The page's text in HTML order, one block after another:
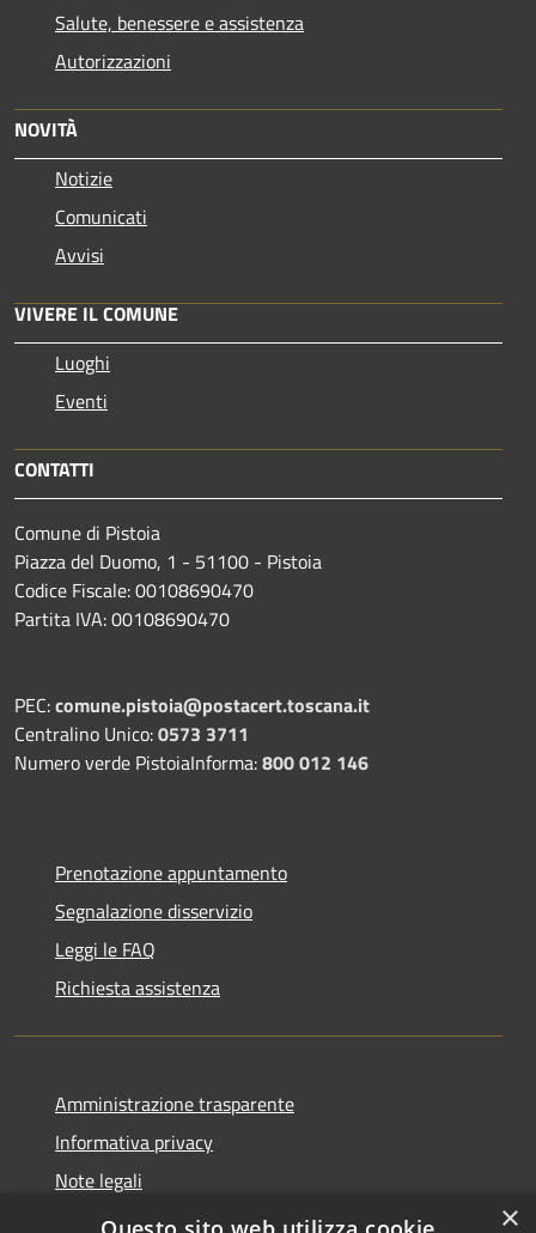
Salute, benessere e assistenza
Autorizzazioni
NOVITÀ
Notizie
Comunicati
Avvisi
VIVERE IL COMUNE
Luoghi
Eventi
CONTATTI
Comune di Pistoia
Piazza del Duomo, 1 - 51100 - Pistoia
Codice Fiscale: 00108690470
Partita IVA: 00108690470
PEC:comune.pistoia@postacert.toscana.it
Centralino Unico:0573 3711
Numero verde PistoiaInforma:800 012 146
Prenotazione appuntamento
Segnalazione disservizio
Leggi le FAQ
Richiesta assistenza
Amministrazione trasparente
Informativa privacy
Note legali
Dichiarazione di accessibilità
×